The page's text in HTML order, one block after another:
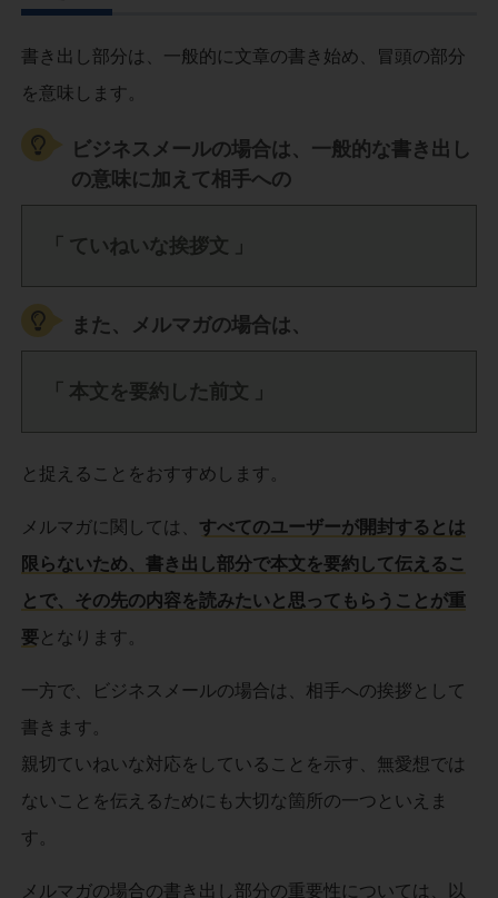
書き出し部分は、一般的に文章の書き始め、冒頭の部分
を意味します。
ビジネスメールの場合は、一般的な書き出し
の意味に加えて相手への
「 ていねいな挨拶文 」
また、メルマガの場合は、
「 本文を要約した前文 」
と捉えることをおすすめします。
メルマガに関しては、 すべてのユーザーが開封するとは
限らないため、書き出し部分で本文を要約して伝えるこ
とで、その先の内容を読みたいと思ってもらうことが重
要となります。
一方で、ビジネスメールの場合は、相手への挨拶として
書きます。
親切ていねいな対応をしていることを示す、無愛想では
ないことを伝えるためにも大切な箇所の一つといえま
す。
メルマガの場合の書き出し部分の重要性については、以